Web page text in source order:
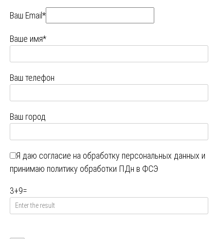
Ваш Email*
Ваше имя*
Ваш телефон
Ваш город
Я даю согласие на обработку персональных данных и
принимаю политику обработки ПДн в ФСЭ
3+9=